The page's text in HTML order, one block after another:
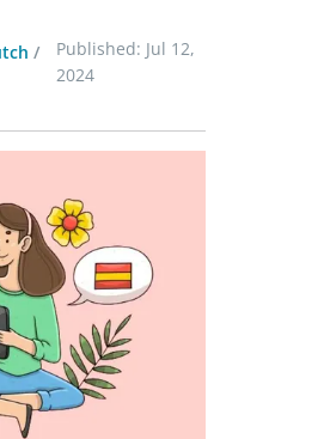
/
Published: Jul 12,
2024